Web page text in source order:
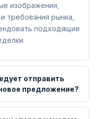
изображения,
требования рынка,
подходящие
отправить
предложение?